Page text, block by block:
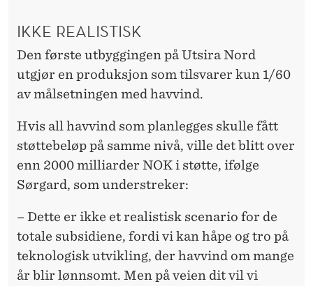
IKKE REALISTISK
Den første utbyggingen på Utsira Nord
utgjør en produksjon som tilsvarer kun 1/60
av målsetningen med havvind.
Hvis all havvind som planlegges skulle fått
støttebeløp på samme nivå, ville det blitt over
enn 2000 milliarder NOK i støtte, ifølge
Sørgard, som understreker:
– Dette er ikke et realistisk scenario for de
totale subsidiene, fordi vi kan håpe og tro på
teknologisk utvikling, der havvind om mange
år blir lønnsomt. Men på veien dit vil vi